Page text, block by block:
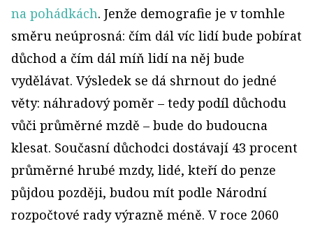
na pohádkách. Jenže demografie je v tomhle
směru neúprosná: čím dál víc lidí bude pobírat
důchod a čím dál míň lidí na něj bude
vydělávat. Výsledek se dá shrnout do jedné
věty: náhradový poměr – tedy podíl důchodu
vůči průměrné mzdě – bude do budoucna
klesat. Současní důchodci dostávají 43 procent
průměrné hrubé mzdy, lidé, kteří do penze
půjdou později, budou mít podle Národní
rozpočtové rady výrazně méně. V roce 2060